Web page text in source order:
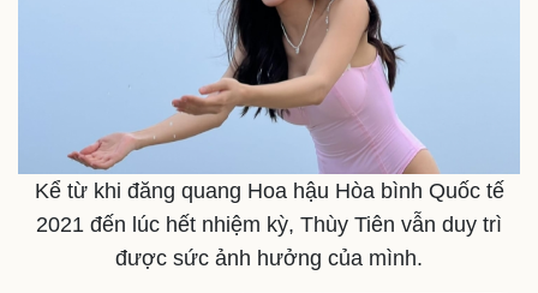
Thể thao
Bóng đá
Lịch thi đấu bóng đá
Ô tô - Xe máy
Ô tô
Xe máy
Kể từ khi đăng quang Hoa hậu Hòa bình Quốc tế
2021 đến lúc hết nhiệm kỳ, Thùy Tiên vẫn duy trì
được sức ảnh hưởng của mình.